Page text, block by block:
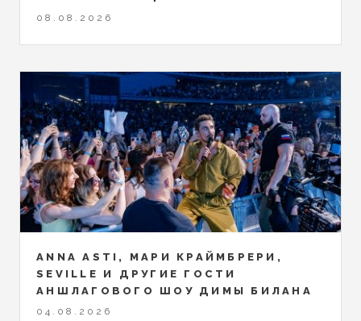
08.08.2026
ANNA ASTI, МАРИ КРАЙМБРЕРИ,
SEVILLE И ДРУГИЕ ГОСТИ
АНШЛАГОВОГО ШОУ ДИМЫ БИЛАНА
04.08.2026